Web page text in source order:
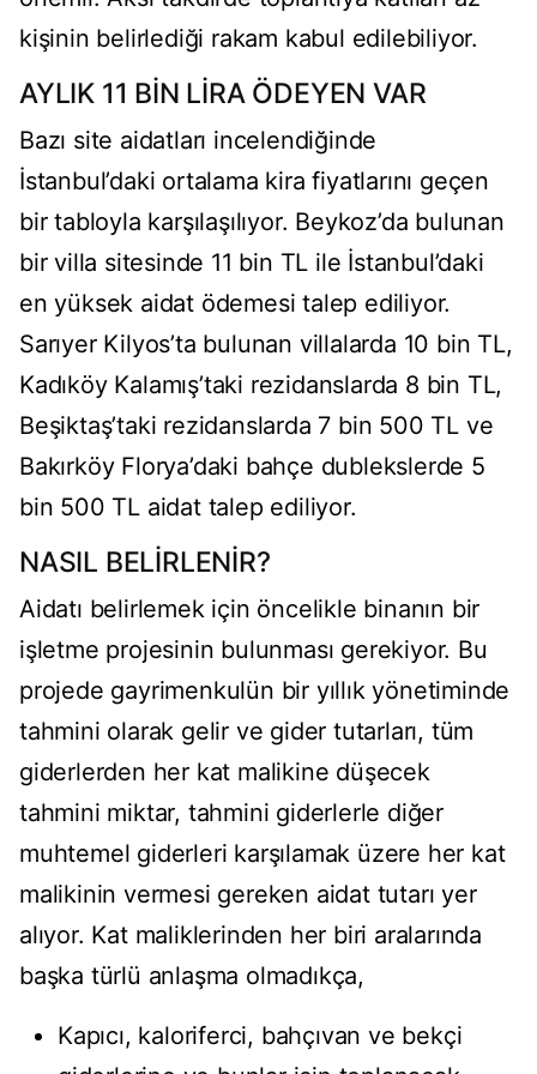
kişinin belirlediği rakam kabul edilebiliyor.
AYLIK 11 BİN LİRA ÖDEYEN VAR
Bazı site aidatları incelendiğinde
İstanbul’daki ortalama kira fiyatlarını geçen
bir tabloyla karşılaşılıyor. Beykoz’da bulunan
bir villa sitesinde 11 bin TL ile İstanbul’daki
en yüksek aidat ödemesi talep ediliyor.
Sarıyer Kilyos’ta bulunan villalarda 10 bin TL,
Kadıköy Kalamış’taki rezidanslarda 8 bin TL,
Beşiktaş’taki rezidanslarda 7 bin 500 TL ve
Bakırköy Florya’daki bahçe dublekslerde 5
bin 500 TL aidat talep ediliyor.
NASIL BELİRLENİR?
Aidatı belirlemek için öncelikle binanın bir
işletme projesinin bulunması gerekiyor. Bu
projede gayrimenkulün bir yıllık yönetiminde
tahmini olarak gelir ve gider tutarları, tüm
giderlerden her kat malikine düşecek
tahmini miktar, tahmini giderlerle diğer
muhtemel giderleri karşılamak üzere her kat
malikinin vermesi gereken aidat tutarı yer
alıyor. Kat maliklerinden her biri aralarında
başka türlü anlaşma olmadıkça,
Kapıcı, kaloriferci, bahçıvan ve bekçi